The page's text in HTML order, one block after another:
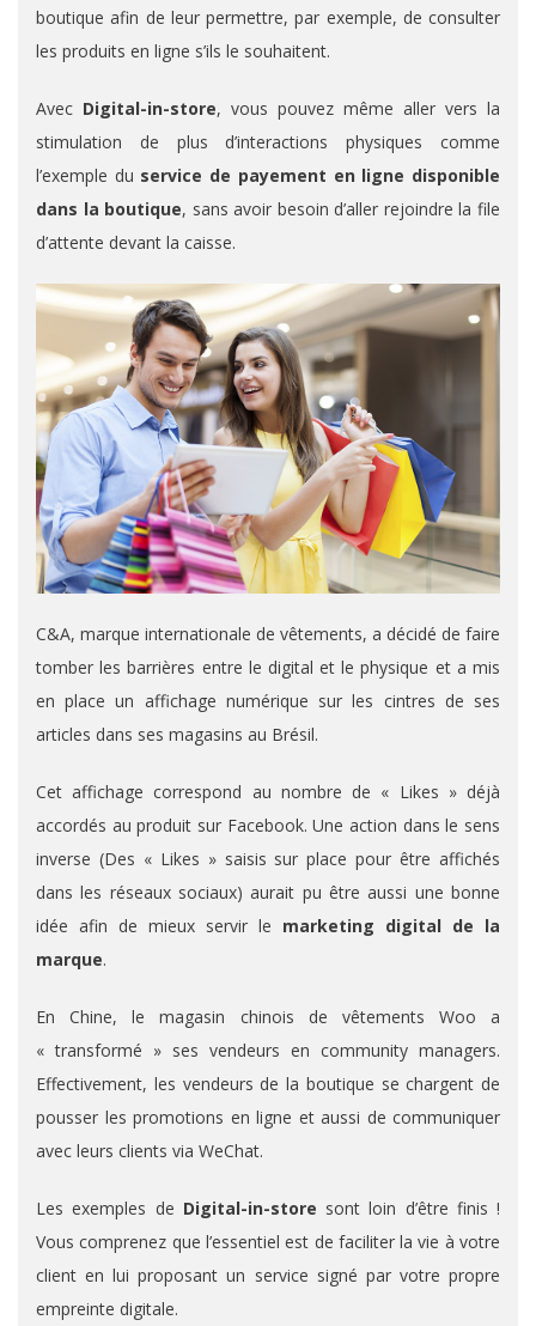
boutique afin de leur permettre, par exemple, de consulter
les produits en ligne s’ils le souhaitent.
Avec Digital-in-store, vous pouvez même aller vers la
stimulation de plus d’interactions physiques comme
l’exemple du service de payement en ligne disponible
dans la boutique, sans avoir besoin d’aller rejoindre la file
d’attente devant la caisse.
C&A, marque internationale de vêtements, a décidé de faire
tomber les barrières entre le digital et le physique et a mis
en place un affichage numérique sur les cintres de ses
articles dans ses magasins au Brésil.
Cet affichage correspond au nombre de « Likes » déjà
accordés au produit sur Facebook. Une action dans le sens
inverse (Des « Likes » saisis sur place pour être affichés
dans les réseaux sociaux) aurait pu être aussi une bonne
idée afin de mieux servir le marketing digital de la
marque.
En Chine, le magasin chinois de vêtements Woo a
« transformé » ses vendeurs en community managers.
Effectivement, les vendeurs de la boutique se chargent de
pousser les promotions en ligne et aussi de communiquer
avec leurs clients via WeChat.
Les exemples de Digital-in-store sont loin d’être finis !
Vous comprenez que l’essentiel est de faciliter la vie à votre
client en lui proposant un service signé par votre propre
empreinte digitale.